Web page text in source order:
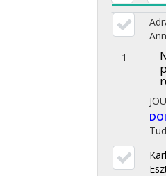
1
DOI